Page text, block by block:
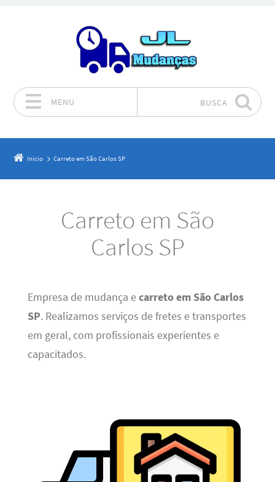
MENU BUSCA
Início Carreto em São Carlos SP
Carreto em São
Carlos SP
Empresa de mudança ecarreto em São Carlos
SP. Realizamos serviços de fretes e transportes
em geral, com profissionais experientes e
capacitados.